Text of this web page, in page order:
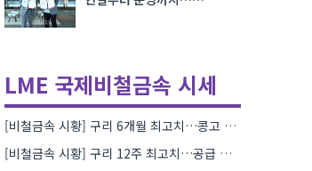
LME 국제비철금속 시세
[비철금속 시황] 구리 6개월 최고치…콩고 수출 규제에 공급 우려 확대
[비철금속 시황] 구리 12주 최고치…공급 부족 우려에 강세